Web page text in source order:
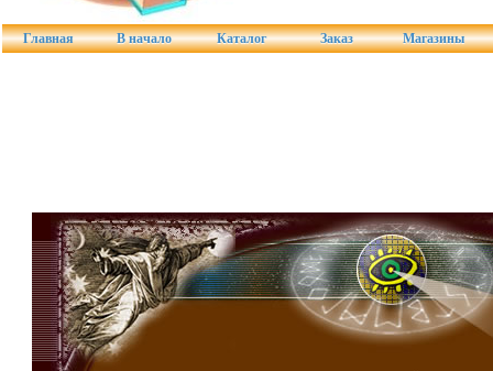
Главная В начало Каталог Заказ Магазины